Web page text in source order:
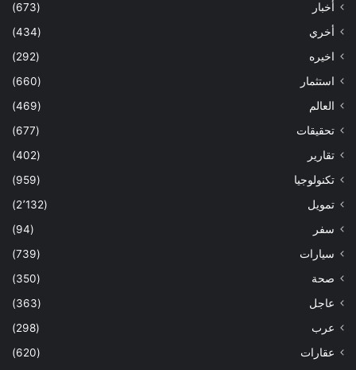
أخبار
(673)
أخري
(434)
اخيره
(292)
استثمار
(660)
العالم
(469)
تحقيقات
(677)
تقارير
(402)
تكنولوجيا
(959)
تمويل
(2٬132)
سفر
(94)
سيارات
(739)
صحة
(350)
عاجل
(363)
عرب
(298)
عقارات
(620)